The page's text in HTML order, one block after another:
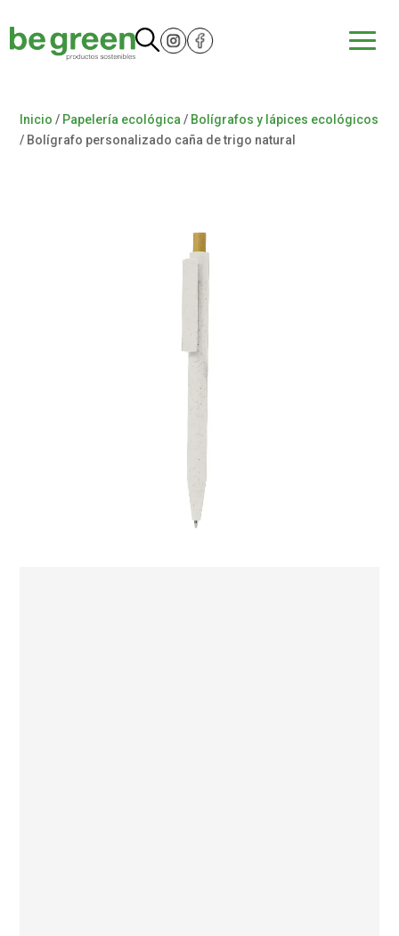
Inicio / Papelería ecológica / Bolígrafos y lápices ecológicos
/ Bolígrafo personalizado caña de trigo natural